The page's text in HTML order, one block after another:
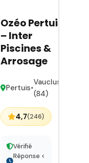
Ozéo Pertuis
– Inter
Piscines &
Arrosage
Pertuis•
Vaucluse
(84)
4,7(246)
Vérifié
Réponse <